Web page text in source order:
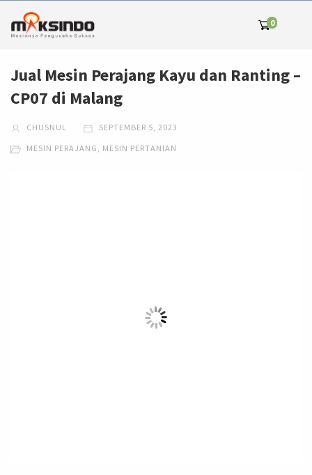
0
Jual Mesin Perajang Kayu dan Ranting –
CP07 di Malang
CHUSNUL SEPTEMBER 5, 2023
MESIN PERAJANG, MESIN PERTANIAN